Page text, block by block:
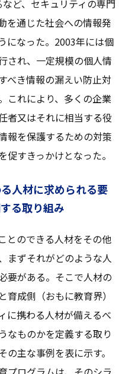
ど、セキュリティの専門
を通じた社会への情報発
になった。2003年には個
され、一定規模の個人情
べき情報の漏えい防止対
これにより、多くの企業
者又はそれに相当する役
報を保護するための対策
すきっかけとなった。
人材に求められる要
る取り組み
とのできる人材をその他
まずそれがどのような人
要がある。そこで人材の
成側（おもに教育界）
に携わる人材が備えるべ
なものかを定義する取り
主な事例を表に示す。